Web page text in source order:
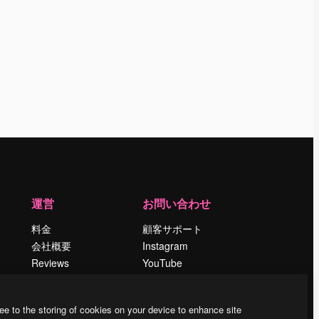
運営
料金
会社概要
Reviews
ブログ
お問い合わせ
顧客サポート
Instagram
YouTube
Discord
to the storing of cookies on your device to enhance site